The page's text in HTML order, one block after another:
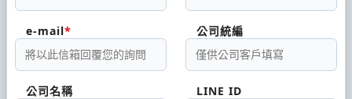
e-mail 公司統編
公司名稱 LINE ID